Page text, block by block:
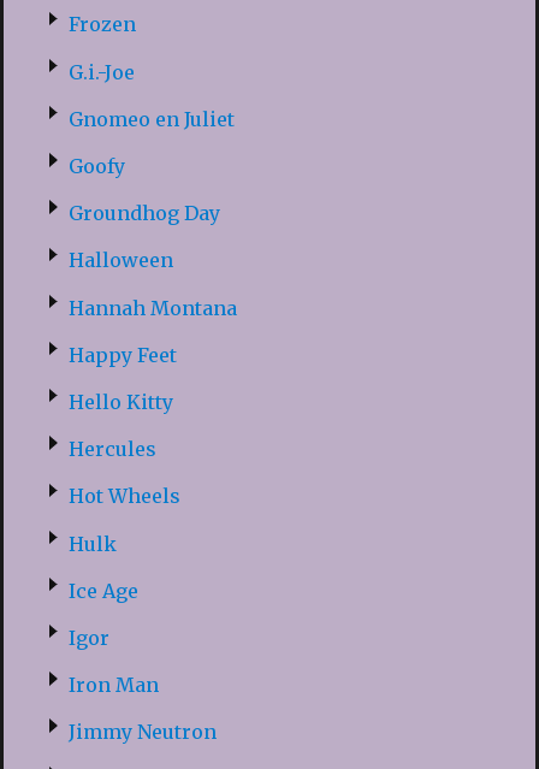
Frozen
G.i.-Joe
Gnomeo en Juliet
Goofy
Groundhog Day
Halloween
Hannah Montana
Happy Feet
Hello Kitty
Hercules
Hot Wheels
Hulk
Ice Age
Igor
Iron Man
Jimmy Neutron